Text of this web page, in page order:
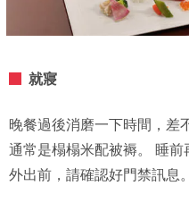
就寢
晚餐過後消磨一下時間，差
通常是榻榻米配被褥。 睡前
外出前，請確認好門禁訊息。